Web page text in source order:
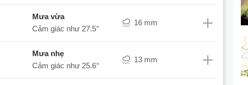
mưa vừa
Cảm giác như 27.5°
16 mm
mưa nhẹ
Cảm giác như 25.6°
13 mm